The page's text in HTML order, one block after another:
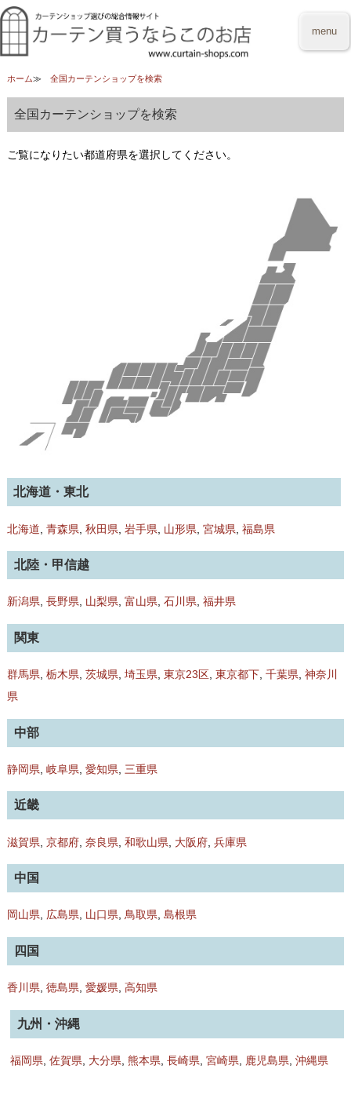
menu
ホーム 全国カーテンショップを検索
全国カーテンショップを検索
ご覧になりたい都道府県を選択してください。
北海道・東北
北海道 青森県 秋田県 岩手県 山形県 宮城県 福島県
北陸・甲信越
新潟県, 長野県, 山梨県, 富山県, 石川県, 福井県
関東
群馬県 栃木県 茨城県 埼玉県 東京23区, 東京都下, 千葉県 神奈川
県
中部
静岡県 岐阜県 愛知県 三重県
近畿
滋賀県 京都府, 奈良県 和歌山県 大阪府, 兵庫県
中国
岡山県, 広島県, 山口県, 鳥取県, 島根県
四国
香川県, 徳島県, 愛媛県, 高知県
九州・沖縄
福岡県 ,佐賀県 大分県 ,熊本県 ,長崎県 ,宮崎県 鹿児島県 ,沖縄県